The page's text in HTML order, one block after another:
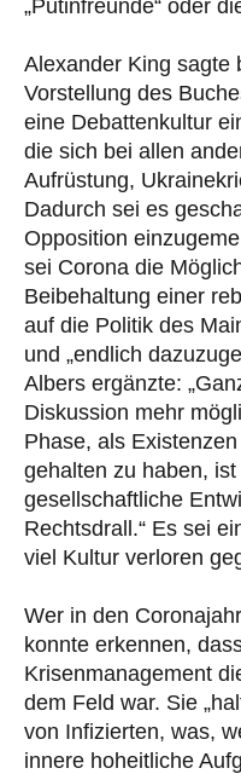
„Putinfreunde“ oder
Alexander King sagte
Vorstellung des
eine Debattenkultur
die sich bei allen
Aufrüstung,
Dadurch sei es
Opposition
sei Corona die
Beibehaltung einer
auf die Politik des
und „endlich
Albers ergänzte:
Diskussion mehr
Phase, als
gehalten zu haben,
gesellschaftliche
Rechtsdrall.“ Es sei
viel Kultur verloren
Wer in den
konnte erkennen,
Krisenmanagement
dem Feld war. Sie
von Infizierten, was,
innere hoheitliche